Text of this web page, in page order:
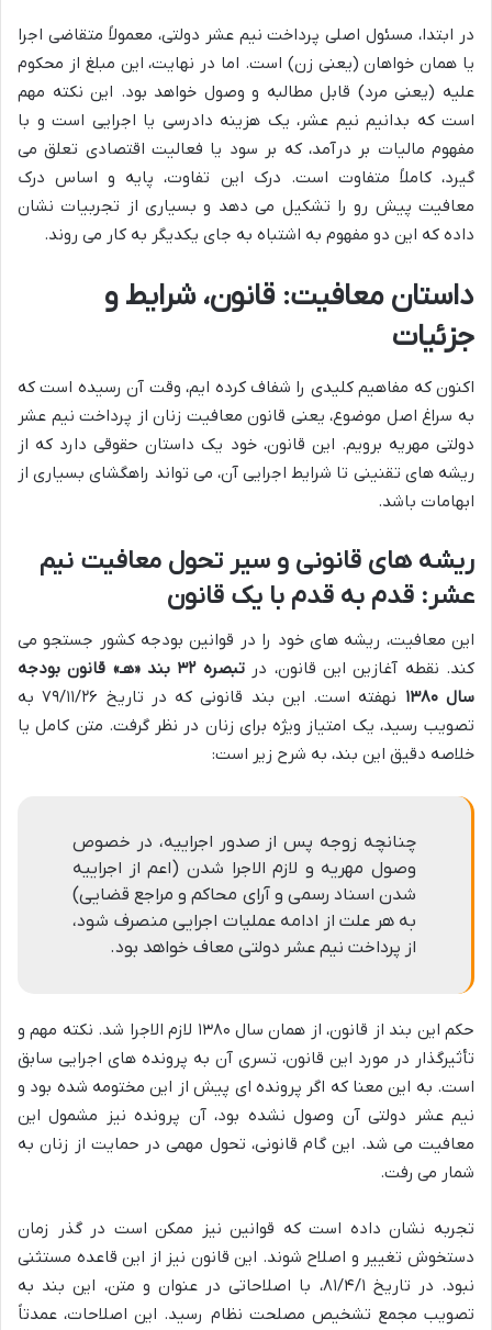
در ابتدا، مسئول اصلی پرداخت نیم عشر دولتی، معمولاً متقاضی اجرا
یا همان خواهان (یعنی زن) است. اما در نهایت، این مبلغ از محکوم
علیه (یعنی مرد) قابل مطالبه و وصول خواهد بود. این نکته مهم
است که بدانیم نیم عشر، یک هزینه دادرسی یا اجرایی است و با
مفهوم مالیات بر درآمد، که بر سود یا فعالیت اقتصادی تعلق می
گیرد، کاملاً متفاوت است. درک این تفاوت، پایه و اساس درک
معافیت پیش رو را تشکیل می دهد و بسیاری از تجربیات نشان
داده که این دو مفهوم به اشتباه به جای یکدیگر به کار می روند.
داستان معافیت: قانون، شرایط و
جزئیات
اکنون که مفاهیم کلیدی را شفاف کرده ایم، وقت آن رسیده است که
به سراغ اصل موضوع، یعنی قانون معافیت زنان از پرداخت نیم عشر
دولتی مهریه برویم. این قانون، خود یک داستان حقوقی دارد که از
ریشه های تقنینی تا شرایط اجرایی آن، می تواند راهگشای بسیاری از
ابهامات باشد.
ریشه های قانونی و سیر تحول معافیت نیم
عشر: قدم به قدم با یک قانون
این معافیت، ریشه های خود را در قوانین بودجه کشور جستجو می
کند. نقطه آغازین این قانون، در
تبصره ۳۲ بند «هـ» قانون بودجه
سال ۱۳۸۰
نهفته است. این بند قانونی که در تاریخ ۷۹/۱۱/۲۶ به
تصویب رسید، یک امتیاز ویژه برای زنان در نظر گرفت. متن کامل یا
خلاصه دقیق این بند، به شرح زیر است:
چنانچه زوجه پس از صدور اجراییه، در خصوص
وصول مهریه و لازم الاجرا شدن (اعم از اجراییه
شدن اسناد رسمی و آرای محاکم و مراجع قضایی)
به هر علت از ادامه عملیات اجرایی منصرف شود،
از پرداخت نیم عشر دولتی معاف خواهد بود.
حکم این بند از قانون، از همان سال ۱۳۸۰ لازم الاجرا شد. نکته مهم و
تأثیرگذار در مورد این قانون، تسری آن به پرونده های اجرایی سابق
است. به این معنا که اگر پرونده ای پیش از این مختومه شده بود و
نیم عشر دولتی آن وصول نشده بود، آن پرونده نیز مشمول این
معافیت می شد. این گام قانونی، تحول مهمی در حمایت از زنان به
شمار می رفت.
تجربه نشان داده است که قوانین نیز ممکن است در گذر زمان
دستخوش تغییر و اصلاح شوند. این قانون نیز از این قاعده مستثنی
نبود. در تاریخ ۸۱/۴/۱، با اصلاحاتی در عنوان و متن، این بند به
تصویب مجمع تشخیص مصلحت نظام رسید. این اصلاحات، عمدتاً